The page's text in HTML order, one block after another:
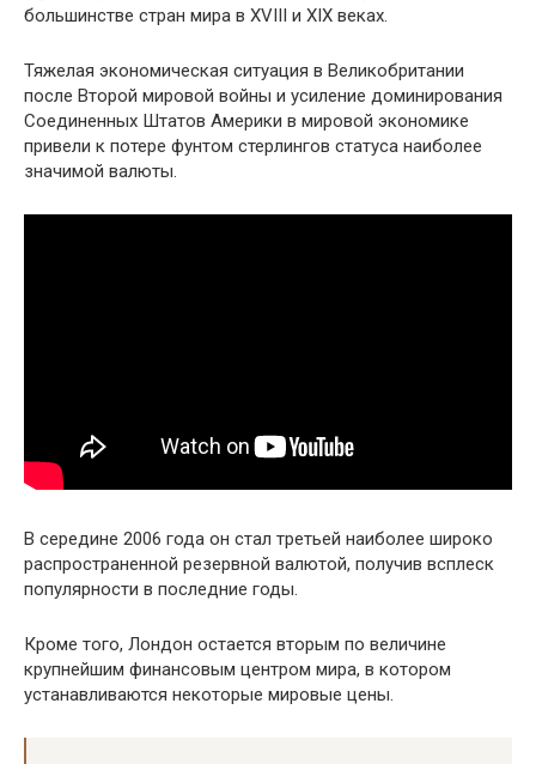
большинстве стран мира в XVIII и XIX веках.
Тяжелая экономическая ситуация в Великобритании
после Второй мировой войны и усиление доминирования
Соединенных Штатов Америки в мировой экономике
привели к потере фунтом стерлингов статуса наиболее
значимой валюты.
В середине 2006 года он стал третьей наиболее широко
распространенной резервной валютой, получив всплеск
популярности в последние годы.
Кроме того, Лондон остается вторым по величине
крупнейшим финансовым центром мира, в котором
устанавливаются некоторые мировые цены.